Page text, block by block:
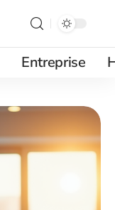
Entreprise